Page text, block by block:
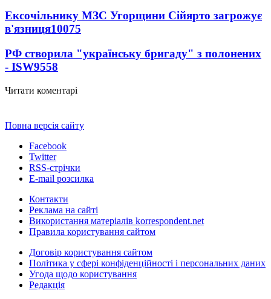
Ексочільнику МЗС Угорщини Сійярто загрожує
в'язниця10075
РФ створила "українську бригаду" з полонених
- ISW9558
Читати коментарі
Повна версія сайту
Facebook
Twitter
RSS-стрічки
E-mail розсилка
Контакти
Реклама на сайті
Використання матеріалів korrespondent.net
Правила користування сайтом
Договір користування сайтом
Політика у сфері конфіденційності і персональних даних
Угода щодо користування
Редакція